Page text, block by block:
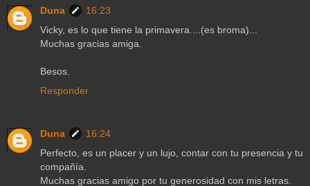
Duna
16:23
Vicky, es lo que tiene la primavera....(es broma)...
Muchas gracias amiga.
Besos.
Responder
Duna
16:24
Perfecto, es un placer y un lujo, contar con tu presencia y tu
compañía.
Muchas gracias amigo por tu generosidad con mis letras.